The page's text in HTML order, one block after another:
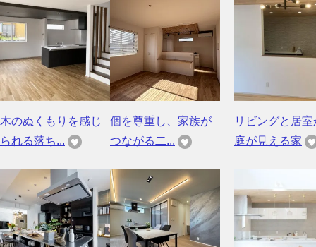
木のぬくもりを感じ
られる落ち...
個を尊重し、家族が
つながる二...
リビングと居室
庭が見える家